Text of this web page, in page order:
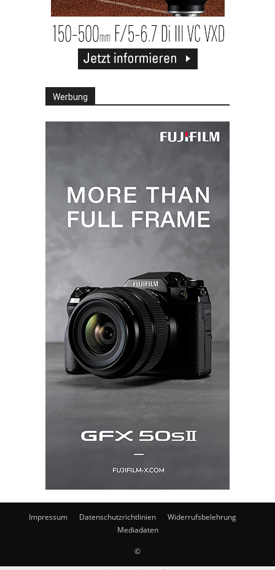
Werbung
Impressum Datenschutzrichtlinien
Widerrufsbelehrung
Mediadaten
©